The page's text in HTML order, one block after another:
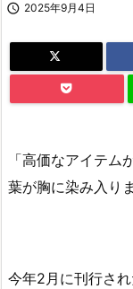
 2025年9月4日
「高価なアイテ
葉が胸に染み入り
今年2月に刊行さ